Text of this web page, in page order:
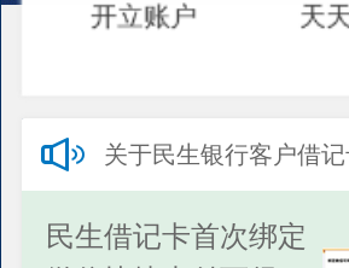
开立账户 天
关于民生银行客户借
公告
民生借记卡首次绑定